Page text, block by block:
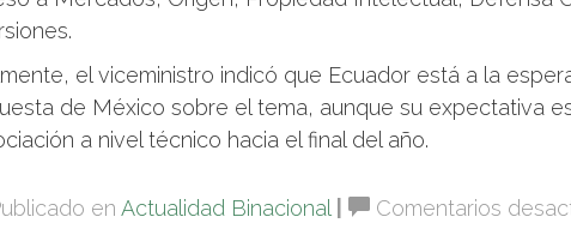
el viceministro indicó que Ecuador está a la
de México sobre el tema, aunque su expectativa
a nivel técnico hacia el final del año.
en Actualidad Binacional Comentarios